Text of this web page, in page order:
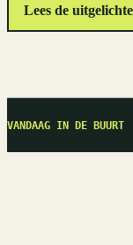
Lees de
VANDAAG IN DE BUURT